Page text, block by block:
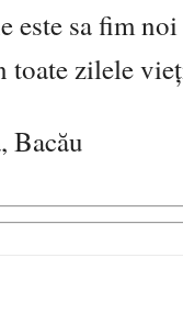
este sa fim
zilele
Bacău